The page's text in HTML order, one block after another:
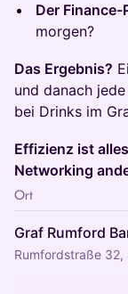
Der Finance-
morgen?
Das Ergebnis?
und danach
bei Drinks im
Effizienz ist
Networking
Ort
Graf Rumford
Rumfordstraße